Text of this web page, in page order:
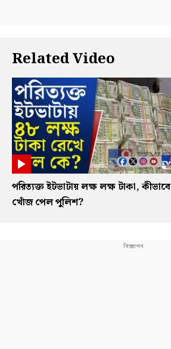
Related Video
পরিত্যক্ত ইটভাটায় লক্ষ লক্ষ টাকা, কীভাবে
খোঁজ পেল পুলিশ?